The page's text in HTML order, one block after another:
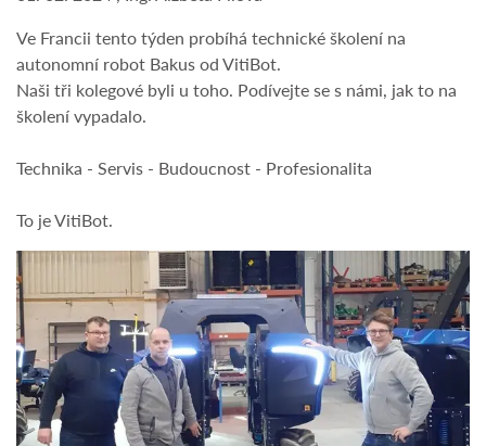
Ve Francii tento týden probíhá technické školení na
autonomní robot Bakus od VitiBot.
Naši tři kolegové byli u toho. Podívejte se s námi, jak to na
školení vypadalo.
Technika - Servis - Budoucnost - Profesionalita
To je VitiBot.